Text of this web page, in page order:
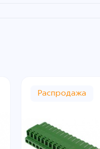
Распродажа